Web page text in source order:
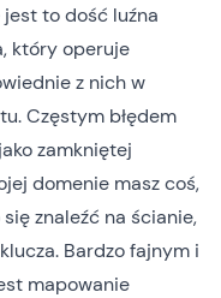
to dość luźna
który operuje
z nich w
Częstym błędem
zamkniętej
domenie masz coś,
znaleźć na ścianie,
Bardzo fajnym i
mapowanie